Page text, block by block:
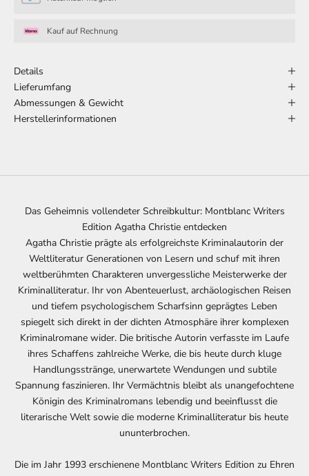
Kauf auf Rechnung
Details
Lieferumfang
Abmessungen & Gewicht
Herstellerinformationen
Das Geheimnis vollendeter Schreibkultur: Montblanc Writers
Edition Agatha Christie entdecken
Agatha Christie prägte als erfolgreichste Kriminalautorin der
Weltliteratur Generationen von Lesern und schuf mit ihren
weltberühmten Charakteren unvergessliche Meisterwerke der
Kriminalliteratur. Ihr von Abenteuerlust, archäologischen Reisen
und tiefem psychologischem Scharfsinn geprägtes Leben
spiegelt sich direkt in der dichten Atmosphäre ihrer komplexen
Kriminalromane wider. Die britische Autorin verfasste im Laufe
ihres Schaffens zahlreiche Werke, die bis heute durch kluge
Handlungsstränge, unerwartete Wendungen und subtile
Spannung faszinieren. Ihr Vermächtnis bleibt als unangefochtene
Königin des Kriminalromans lebendig und beeinflusst die
literarische Welt sowie die moderne Kriminalliteratur bis heute
ununterbrochen.
Die im Jahr 1993 erschienene Montblanc Writers Edition zu Ehren